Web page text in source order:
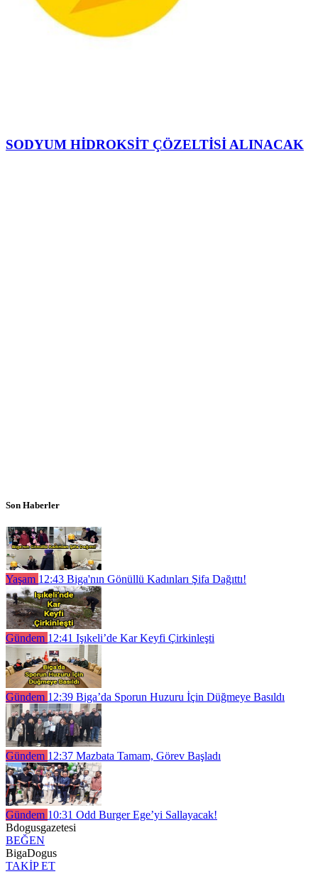
SODYUM HİDROKSİT ÇÖZELTİSİ ALINACAK
Son Haberler
Yaşam 12:43 Biga'nın Gönüllü Kadınları Şifa Dağıttı!
Gündem 12:41 Işıkeli’de Kar Keyfi Çirkinleşti
Gündem 12:39 Biga’da Sporun Huzuru İçin Düğmeye Basıldı
Gündem 12:37 Mazbata Tamam, Görev Başladı
Gündem 10:31 Odd Burger Ege’yi Sallayacak!
Bdogusgazetesi
BEĞEN
BigaDogus
TAKİP ET